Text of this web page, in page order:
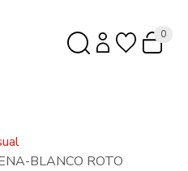
0
BLANCO ROTO